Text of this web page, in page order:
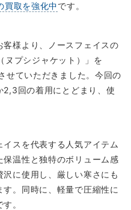
買取を強化中です。
様より、ノースフェイスの
ヌプシジャケット）」を
せていただきました。今回の
2,3回の着用にとどまり、使
スを代表する人気アイテム
温性と独特のボリューム感
に使用し、厳しい寒さにも
。同時に、軽量で圧縮性に
。